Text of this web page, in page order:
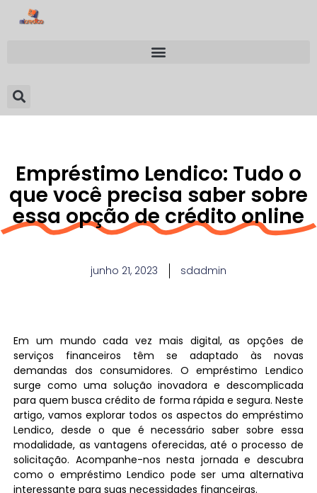
Empréstimo Lendico: Tudo o
que você precisa saber sobre
essa opção de crédito online
junho 21, 2023 sdadmin
Em um mundo cada vez mais digital, as opções de
serviços financeiros têm se adaptado às novas
demandas dos consumidores. O empréstimo Lendico
surge como uma solução inovadora e descomplicada
para quem busca crédito de forma rápida e segura. Neste
artigo, vamos explorar todos os aspectos do empréstimo
Lendico, desde o que é necessário saber sobre essa
modalidade, as vantagens oferecidas, até o processo de
solicitação. Acompanhe-nos nesta jornada e descubra
como o empréstimo Lendico pode ser uma alternativa
interessante para suas necessidades financeiras.